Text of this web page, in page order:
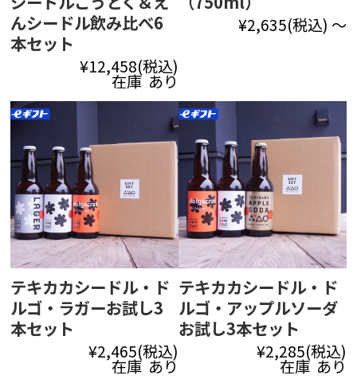
んシードル飲み比べ6
本セット
¥12,458(税込)
在庫 あり
¥2,635(税込) ～
テキカカシードル・ド
ルゴ・ラガーお試し3
本セット
¥2,465(税込)
在庫 あり
テキカカシードル・ド
ルゴ・アップルソーダ
お試し3本セット
¥2,285(税込)
在庫 あり